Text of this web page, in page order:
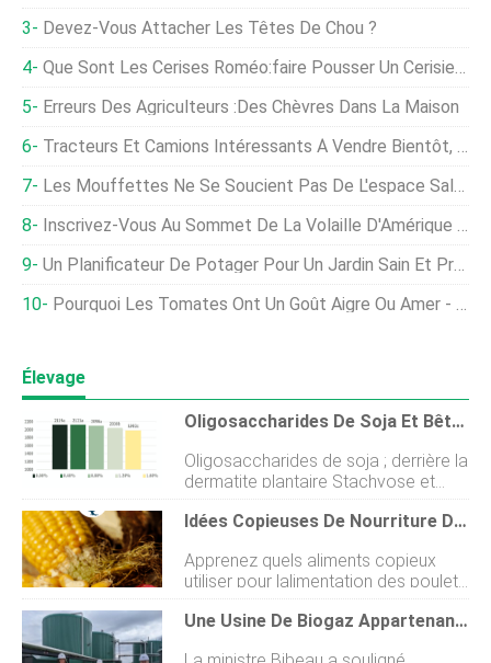
Devez-Vous Attacher Les Têtes De Chou ?
Que Sont Les Cerises Roméo:faire Pousser Un Cerisier Roméo
Erreurs Des Agriculteurs :des Chèvres Dans La Maison
Tracteurs Et Camions Intéressants À Vendre Bientôt, Et En Éliminant Quelque 60 000 $ De Bouts Libres…
Les Mouffettes Ne Se Soucient Pas De L'espace Sale Qu'elles Créent
Inscrivez-Vous Au Sommet De La Volaille D'Amérique Latine 2021
Un Planificateur De Potager Pour Un Jardin Sain Et Productif
Pourquoi Les Tomates Ont Un Goût Aigre Ou Amer - Comment Réparer Les Tomates Au Goût Amer
Élevage
Oligosaccharides De Soja Et Bêta-Conglycinine, Derrière Les Inflammations Intestinales, Fientes Humides Et Dermatite Des Coussinets Plantaires Chez Les Poulets
Oligosaccharides de soja ; derrière la
dermatite plantaire Stachyose et
raffinose, constituants clés des
oligosaccharides de soja, ne sont
tractus intestinal monogastrique en
raison de labsence de α-1 endogène,
Activité 6-galactosidase dans la
muqueuse intestinale (Gitzelmann et
Auricchio, 1965). Les glucides mal
Idées Copieuses De Nourriture De Poulet D'hiver
Apprenez quels aliments copieux
utiliser pour lalimentation des poulets
dhiver qui aideront votre troupeau de
basse-cour à traverser le froid
Une Usine De Biogaz Appartenant À Des Agriculteurs Met En Évidence La Pression Du Canada En Faveur D'une Technologie Agricole Propre